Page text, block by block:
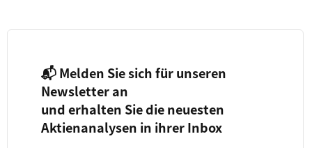
📬 Melden Sie sich für unseren
Newsletter an
und erhalten Sie die neuesten
Aktienanalysen in ihrer Inbox